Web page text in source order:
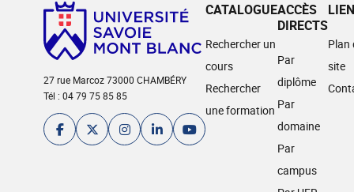
27 rue Marcoz 73000 CHAMBÉRY
Tél : 04 79 75 85 85
CATALOGUE
Rechercher un
cours
Rechercher
une formation
ACCÈS
DIRECTS
Par
diplôme
Par
domaine
Par
campus
Plan
site